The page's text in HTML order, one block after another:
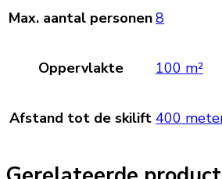
Max. aantal personen8
Oppervlakte 100 m²
Afstand tot de skilift 400